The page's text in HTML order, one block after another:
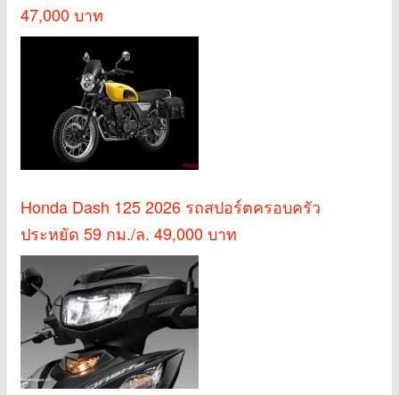
47,000 บาท
Honda Dash 125 2026 รถสปอร์ตครอบครัว
ประหยัด 59 กม./ล. 49,000 บาท